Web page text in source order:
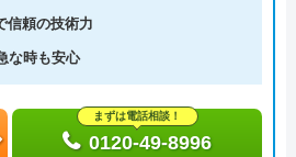
信頼の技術力
な時も安心
まずは電話相談！
0120-49-8996